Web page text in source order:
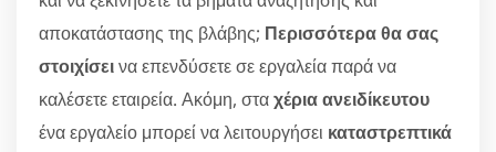
αποκατάστασης της βλάβης; Περισσότερα θα σας
στοιχίσεινα επενδύσετε σε εργαλεία παρά να
καλέσετε εταιρεία. Ακόμη, σταχέρια ανειδίκευτου
ένα εργαλείο μπορεί να λειτουργήσει καταστρεπτικά